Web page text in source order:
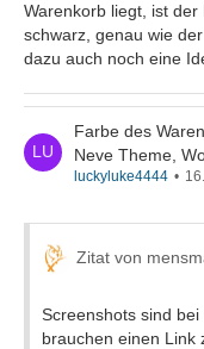
Warenkorb liegt, ist
schwarz, genau wie
dazu auch noch eine
Farbe des
Neve Theme,
luckyluke4444
Zitat von
Screenshots sind
brauchen einen Link